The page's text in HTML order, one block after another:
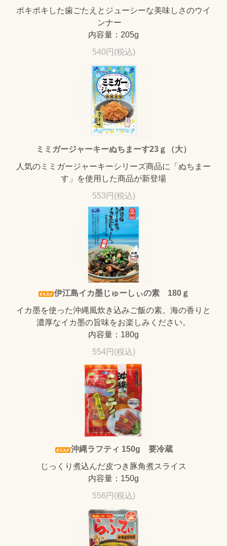
ポキポキした歯ごたえとジューシーな美味しさのウイ
ンナー
内容量：205g
540円(税込)
ミミガージャーキーぬちまーす23ｇ（大）
人気のミミガージャーキーシリーズ商品に「ぬちまー
す」を使用した商品が新登場
553円(税込)
伊江島イカ墨じゅーしぃの素 180ｇ
イカ墨を使った沖縄風炊き込みご飯の素。海の香りと
濃厚なイカ墨の旨味をお楽しみください。
内容量：180g
554円(税込)
沖縄ラフティ 150g 要冷蔵
じっくり煮込んだ皮つき豚角煮スライス
内容量：150g
556円(税込)